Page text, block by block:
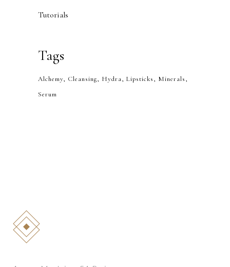
Tutorials
Tags
Alchemy Cleansing Hydra Lipsticks
Minerals
Serum